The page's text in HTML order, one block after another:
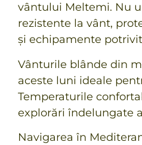
vântului Meltemi. Nu
rezistente la vânt,
și echipamente
Vânturile blânde din
aceste luni ideale
Temperaturile
explorări îndelungate
Navigarea în